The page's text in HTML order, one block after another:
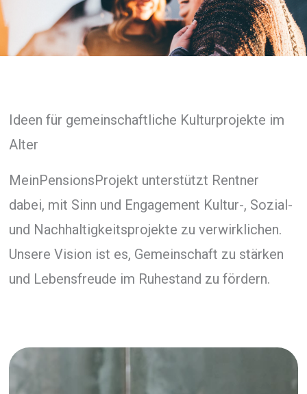
Ideen für gemeinschaftliche Kulturprojekte im
Alter
MeinPensionsProjekt unterstützt Rentner
dabei, mit Sinn und Engagement Kultur-, Sozial-
und Nachhaltigkeitsprojekte zu verwirklichen.
Unsere Vision ist es, Gemeinschaft zu stärken
und Lebensfreude im Ruhestand zu fördern.